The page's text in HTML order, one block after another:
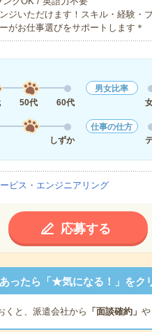
ジいただけます！スキル・経験・
がお仕事選びをサポートします＊
50代 60代
男女比率
しずか
仕事の仕方
ビス・エンジニアリング
応募する
ったら「★気になる！」をク
くと、派遣会社から 「面談確約」 や